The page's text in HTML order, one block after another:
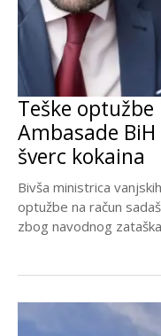
Teške
Ambasade
šverc kokaina
Bivša ministrica
optužbe na račun
zbog navodnog